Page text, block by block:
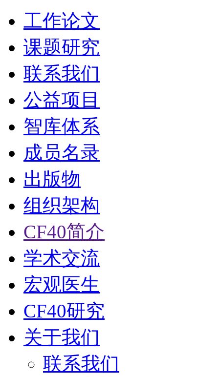
工作论文
课题研究
联系我们
公益项目
智库体系
成员名录
出版物
组织架构
CF40简介
学术交流
宏观医生
CF40研究
关于我们
联系我们